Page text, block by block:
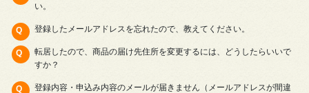
い。
登録したメールアドレスを忘れたので、教えてください。
転居したので、商品の届け先住所を変更するには、どうしたらいいで
すか？
登録内容・申込み内容のメールが届きません（メールアドレスが間違